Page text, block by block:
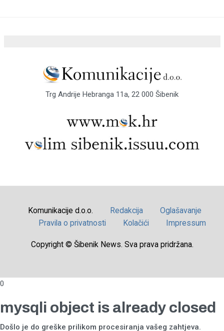
Trg Andrije Hebranga 11a, 22 000 Šibenik
Komunikacije d.o.o. Redakcija
Oglašavanje
Pravila o privatnosti
Kolačići Impressum
Copyright © Šibenik News. Sva prava pridržana.
0
mysqli object is already closed
Došlo je do greške prilikom procesiranja vašeg zahtjeva.